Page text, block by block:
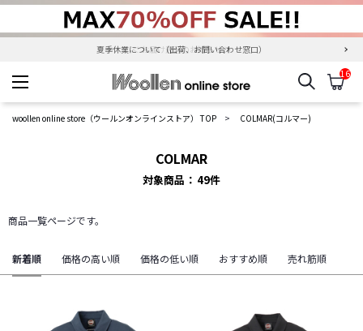
夏季休業について（出荷、お問い合わせ窓口）
woollen online store
検索 カ
16
woollen online store（ウールンオンラインストア） TOP COLMAR(コルマー)
COLMAR
対象商品 49件
商品一覧ページです。
新着順 価格の高い順 価格の低い順 おすすめ順 売れ筋順